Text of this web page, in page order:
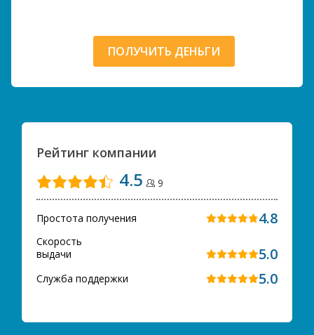
ПОЛУЧИТЬ ДЕНЬГИ
Рейтинг компании
4.5 9
Простота получения 4.8
Скорость
выдачи
5.0
Служба поддержки 5.0